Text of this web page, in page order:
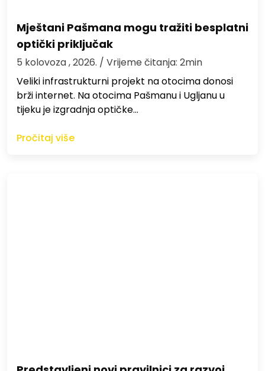
Mještani Pašmana mogu tražiti besplatni
optički priključak
5 kolovoza , 2026. / Vrijeme čitanja: 2min
Veliki infrastrukturni projekt na otocima donosi
brži internet. Na otocima Pašmanu i Ugljanu u
tijeku je izgradnja optičke…
Pročitaj više